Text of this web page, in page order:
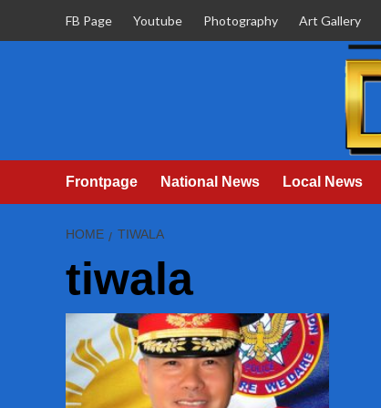
FB Page Youtube Photography Art Gallery
Frontpage National News Local News
HOME TIWALA
tiwala